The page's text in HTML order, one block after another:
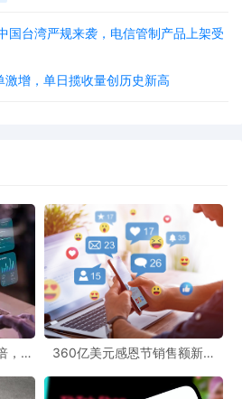
国台湾严规来袭，电信管制产品上架受
激增，单日揽收量创历史新高
，
360亿美元感恩节销售额新纪
新风潮！